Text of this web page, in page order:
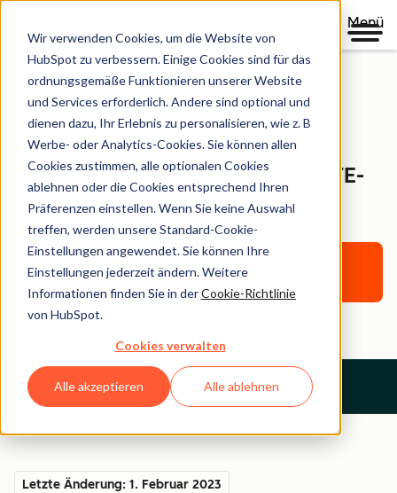
Wir verwenden Cookies, um die Website von
HubSpot zu verbessern. Einige Cookies sind für das
ordnungsgemäße Funktionieren unserer Website
und Services erforderlich. Andere sind optional und
dienen dazu, Ihr Erlebnis zu personalisieren, wie z. B
Werbe- oder Analytics-Cookies. Sie können allen
Cookies zustimmen, alle optionalen Cookies
ablehnen oder die Cookies entsprechend Ihren
Präferenzen einstellen. Wenn Sie keine Auswahl
treffen, werden unsere Standard-Cookie-
Einstellungen angewendet. Sie können Ihre
Einstellungen jederzeit ändern. Weitere
Informationen finden Sie in derCookie-Richtlinie
von HubSpot.
Cookies verwalten
Alle akzeptieren Alle ablehnen
Menü
Rechtsfragen
POSITIONIERUNG ZUR WEBSITE-
BARRIEREFREIHEIT
Zurück zur Startseite für Rechtsfragen
Menu
Letzte Änderung: 1. Februar 2023